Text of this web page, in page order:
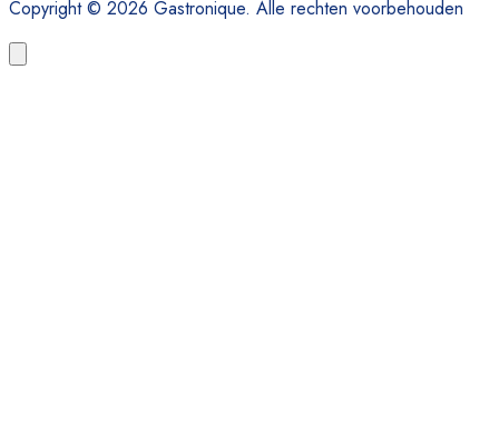
Copyright © 2026 Gastronique. Alle rechten voorbehouden